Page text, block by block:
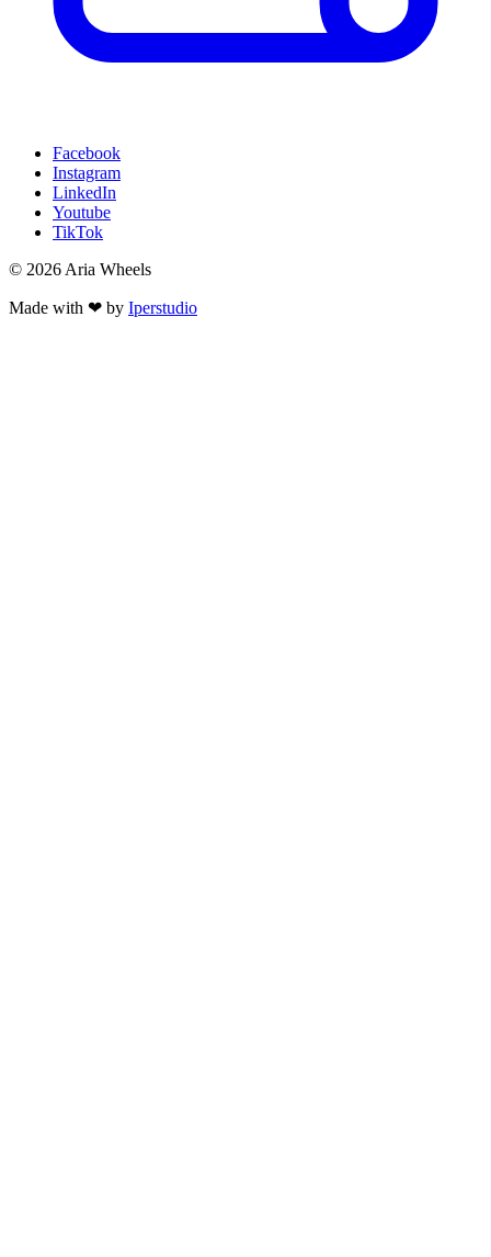
Facebook
Instagram
LinkedIn
Youtube
TikTok
© 2026 Aria Wheels
Made with ❤ by Iperstudio